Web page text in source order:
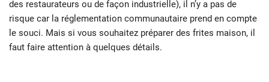
des restaurateurs ou de façon industrielle), il n’y a pas de
risque car la réglementation communautaire prend en compte
le souci. Mais si vous souhaitez préparer des frites maison, il
faut faire attention à quelques détails.